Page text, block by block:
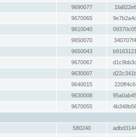
9690077
9670065
9610040
9650070
9650043
9670067
9630007
9640015
9630008
9670055
580240